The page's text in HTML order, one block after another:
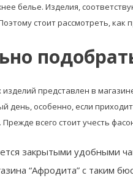
белье. Изделия,
стоит рассмотреть,
представлен в
день, особенно, если
всего стоит учесть
закрытыми удобными
“Афродита” с таким